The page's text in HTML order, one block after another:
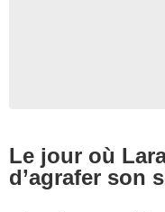
Le jour où
d’agrafer son